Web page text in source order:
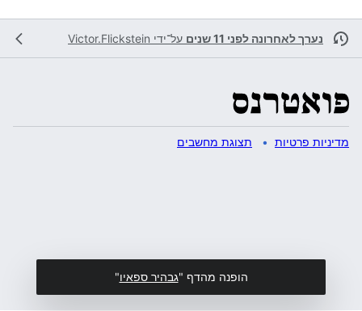
נערך לאחרונה לפני 11 שנים על־ידי Victor.Flickstein
מדיניות פרטיות תצוגת מחשבים
הופנה מהדף "גבהיר ספאיו"